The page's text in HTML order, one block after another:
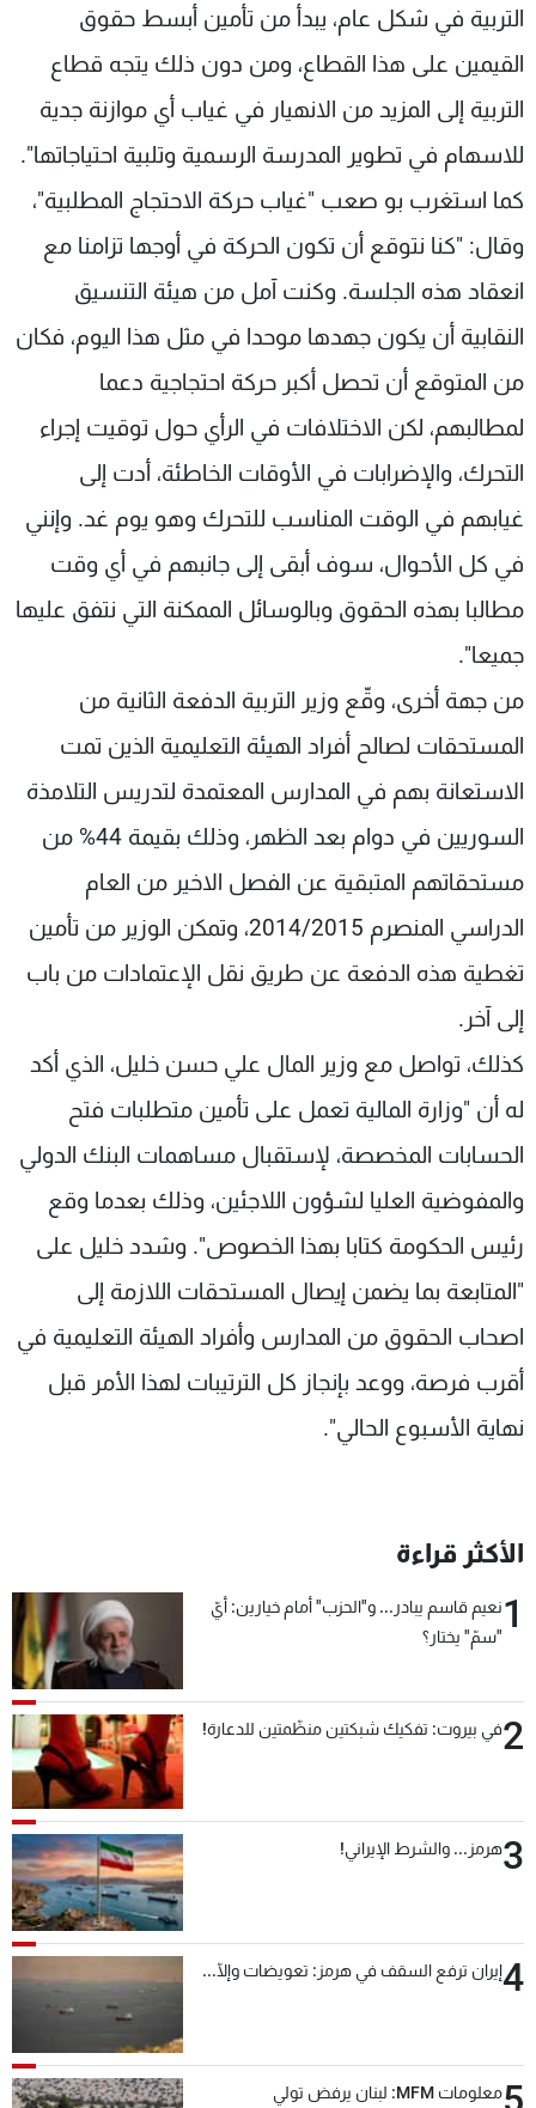
التربية في شكل عام، يبدأ من تأمين أبسط حقوق
القيمين على هذا القطاع، ومن دون ذلك يتجه قطاع
التربية إلى المزيد من الانهيار في غياب أي موازنة جدية
للاسهام في تطوير المدرسة الرسمية وتلبية احتياجاتها".
كما استغرب بو صعب "غياب حركة الاحتجاج المطلبية"،
وقال: "كنا نتوقع أن تكون الحركة في أوجها تزامنا مع
انعقاد هذه الجلسة. وكنت آمل من هيئة التنسيق
النقابية أن يكون جهدها موحدا في مثل هذا اليوم، فكان
من المتوقع أن تحصل أكبر حركة احتجاجية دعما
لمطالبهم، لكن الاختلافات في الرأي حول توقيت إجراء
التحرك، والإضرابات في الأوقات الخاطئة، أدت إلى
غيابهم في الوقت المناسب للتحرك وهو يوم غد. وإنني
في كل الأحوال، سوف أبقى إلى جانبهم في أي وقت
مطالبا بهذه الحقوق وبالوسائل الممكنة التي نتفق عليها
جميعا".
من جهة أخرى، وقّع وزير التربية الدفعة الثانية من
المستحقات لصالح أفراد الهيئة التعليمية الذين تمت
الاستعانة بهم في المدارس المعتمدة لتدريس التلامذة
السوريين في دوام بعد الظهر، وذلك بقيمة 44% من
مستحقاتهم المتبقية عن الفصل الاخير من العام
الدراسي المنصرم 2014/2015، وتمكن الوزير من تأمين
تغطية هذه الدفعة عن طريق نقل الإعتمادات من باب
إلى آخر.
كذلك، تواصل مع وزير المال علي حسن خليل، الذي أكد
له أن "وزارة المالية تعمل على تأمين متطلبات فتح
الحسابات المخصصة، لإستقبال مساهمات البنك الدولي
والمفوضية العليا لشؤون اللاجئين، وذلك بعدما وقع
رئيس الحكومة كتابا بهذا الخصوص". وشدد خليل على
"المتابعة بما يضمن إيصال المستحقات اللازمة إلى
اصحاب الحقوق من المدارس وأفراد الهيئة التعليمية في
أقرب فرصة، ووعد بإنجاز كل الترتيبات لهذا الأمر قبل
نهاية الأسبوع الحالي".
الأكثر قراءة
1نعيم قاسم يبادر... و"الحزب" أمام خيارين: أيّ
"سمّ" يختار؟
2في بيروت: تفكيك شبكتين منظّمتين للدعارة!
3هرمز... والشرط الإيراني!
4إيران ترفع السقف في هرمز: تعويضات وإلّا...
معلومات MFM: لبنان يرفض تولي